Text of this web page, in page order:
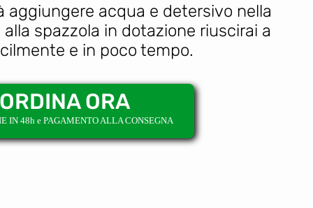
aggiungere acqua e detersivo nella
spazzola in dotazione riuscirai a
e in poco tempo.
ORA
IN 48h e PAGAMENTO ALLA CONSEGNA